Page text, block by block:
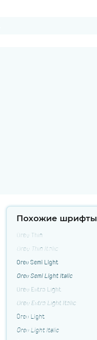
Похожие шрифты
Orev Thin
Orev Thin Italic
Orev Semi Light
Orev Semi Light Italic
Orev Extra Light
Orev Extra Light Italic
Orev Light
Orev Light Italic